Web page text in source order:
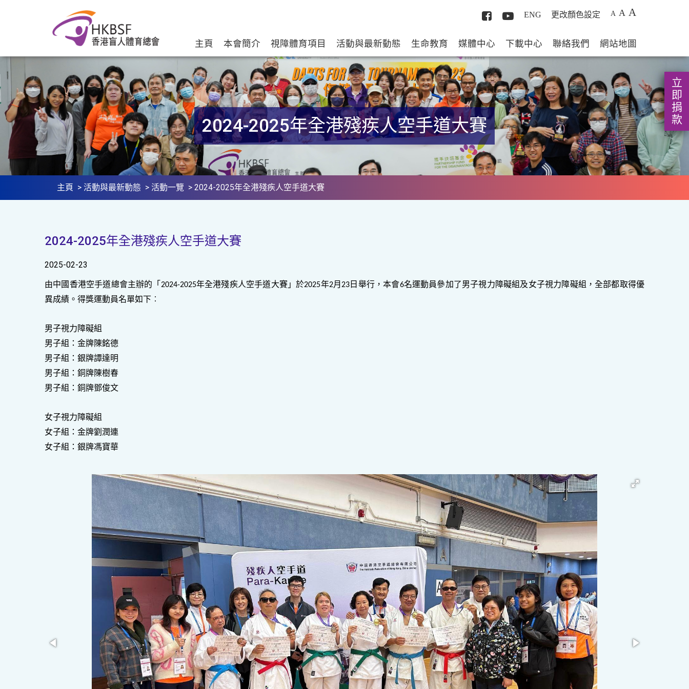
立即捐款
ENG 更改顏色設定 A A A
主頁 本會簡介 視障體育項目 活動與最新動態 生命教育 媒體中心 下載中心 聯絡我們 網站地圖
主頁 > 活動與最新動態 > 活動一覽 > 2024-2025年全港殘疾人空手道大賽
2024-2025年全港殘疾人空手道大賽
2024-2025年全港殘疾人空手道大賽
2025-02-23
由中國香港空手道總會主辦的「 2024-2025年全港殘疾人空手道大賽」於2025年2月 23 日舉行，本會6名運動員參加了男子視力障礙組及女子視力障礙組，全部都取得優
異成績。得獎運動員名單如下︰
男子視力障礙組
男子組：金牌陳銘德
男子組：銀牌譚達明
男子組：銅牌陳樹春
男子組：銅牌鄧俊文
女子視力障礙組
女子組：金牌劉潤連
女子組：銀牌馮寶華